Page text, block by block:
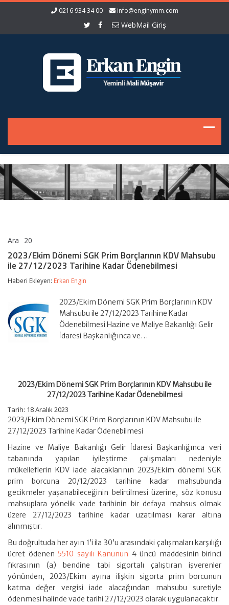
0216 934 34 00 info@enginymm.com
WebMail Giriş
Ara 20
SGK
Prim
KDV
27/12/2023
Tarihine
Kadar
Ödenebilmesi
2023/Ekim Dönemi SGK Prim Borçlarının KDV Mahsubu
ile 27/12/2023 Tarihine Kadar Ödenebilmesi
Haberi Ekleyen: Erkan Engin
2023/Ekim Dönemi SGK Prim Borçlarının KDV
Mahsubu ile 27/12/2023 Tarihine Kadar
Ödenebilmesi Hazine ve Maliye Bakanlığı Gelir
İdaresi Başkanlığınca ve…
2023/Ekim Dönemi SGK Prim Borçlarının KDV Mahsubu ile
27/12/2023 Tarihine Kadar Ödenebilmesi
Tarih: 18 Aralık 2023
2023/Ekim Dönemi SGK Prim Borçlarının KDV Mahsubu ile
27/12/2023 Tarihine Kadar Ödenebilmesi
Hazine ve Maliye Bakanlığı Gelir İdaresi Başkanlığınca veri
tabanında yapılan iyileştirme çalışmaları nedeniyle
mükelleflerin KDV iade alacaklarının 2023/Ekim dönemi SGK
prim borcuna 20/12/2023 tarihine kadar mahsubunda
gecikmeler yaşanabileceğinin belirtilmesi üzerine, söz konusu
mahsuplara yönelik vade tarihinin bir defaya mahsus olmak
üzere 27/12/2023 tarihine kadar uzatılması karar altına
alınmıştır.
Bu doğrultuda her ayın 1’i ila 30’u arasındaki çalışmaları karşılığı
ücret ödenen 5510 sayılı Kanunun 4 üncü maddesinin birinci
fıkrasının (a) bendine tabi sigortalı çalıştıran işverenler
yönünden, 2023/Ekim ayına ilişkin sigorta prim borcunun
katma değer vergisi iade alacağından mahsubu suretiyle
ödenmesi halinde vade tarihi 27/12/2023 olarak uygulanacaktır.